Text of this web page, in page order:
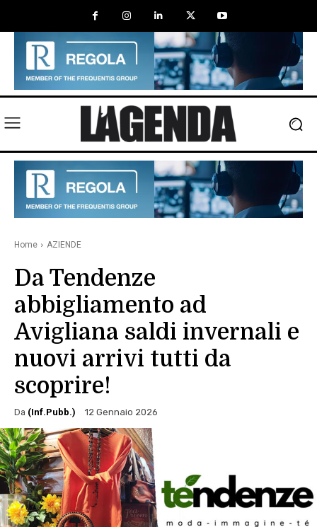
Home AZIENDE
Da Tendenze
abbigliamento ad
Avigliana saldi invernali e
nuovi arrivi tutti da
scoprire!
Da (Inf.Pubb.) 12 Gennaio 2026